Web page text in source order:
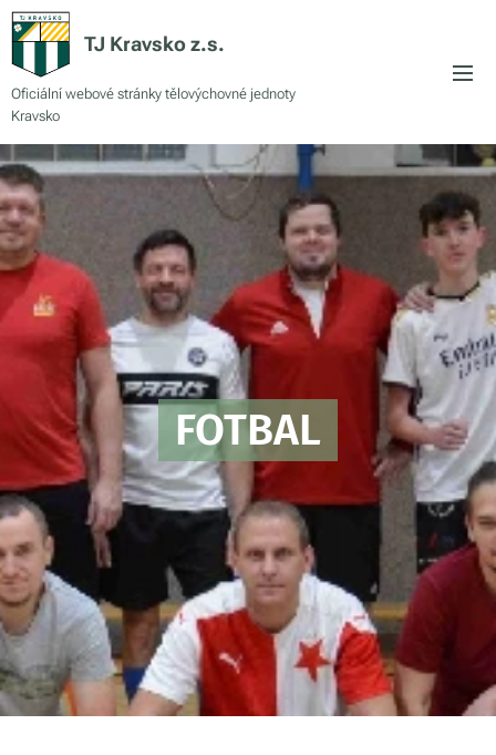
TJ Kravsko z.s.
Oficiální webové stránky tělovýchovné jednoty
Kravsko
FOTBAL